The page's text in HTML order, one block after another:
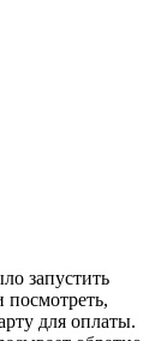
запустить
для оплаты.